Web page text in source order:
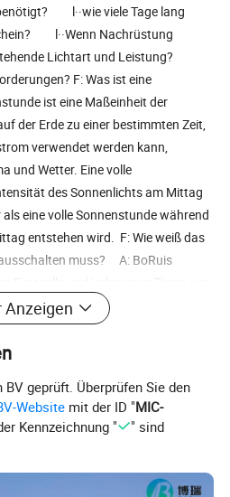
l··wie viele Tage lang
l··Wenn Nachrüstung
Lichtart und Leistung?
F: Was ist eine
ist eine Maßeinheit der
der Erde zu einer bestimmten Zeit,
verwendet werden kann,
und Wetter. Eine volle
des Sonnenlichts am Mittag
eine volle Sonnenstunde während
entstehen wird. F: Wie weiß das
muss? A: BoRuis
wird, wenn die Sonne
wenn die Sonne aufgeht. Die
untergeht und wenn die Sonne
je nach den Bedürfnissen des
einen internen Timer, der für
voreingestellt ist, um zu
ist, dass das Licht bis zum
Anzeigen
geprüft. Überprüfen Sie den
Website mit der ID "MIC-
Kennzeichnung "
" sind